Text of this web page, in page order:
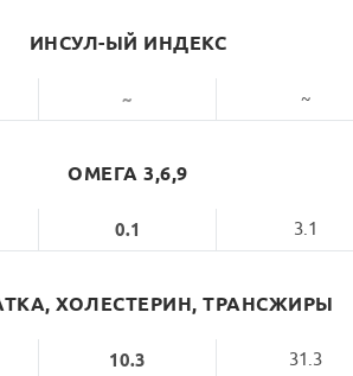
ИНСУЛ-ЫЙ ИНДЕКС
~ ~
ОМЕГА 3,6,9
0.1 3.1
ХОЛЕСТЕРИН, ТРАНСЖИРЫ
10.3 31.3